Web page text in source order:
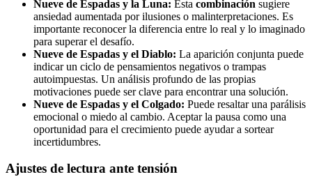
Nueve de Espadas y la Luna: Esta combinación sugiere
ansiedad aumentada por ilusiones o malinterpretaciones. Es
importante reconocer la diferencia entre lo real y lo imaginado
para superar el desafío.
Nueve de Espadas y el Diablo: La aparición conjunta puede
indicar un ciclo de pensamientos negativos o trampas
autoimpuestas. Un análisis profundo de las propias
motivaciones puede ser clave para encontrar una solución.
Nueve de Espadas y el Colgado: Puede resaltar una parálisis
emocional o miedo al cambio. Aceptar la pausa como una
oportunidad para el crecimiento puede ayudar a sortear
incertidumbres.
Ajustes de lectura ante tensión